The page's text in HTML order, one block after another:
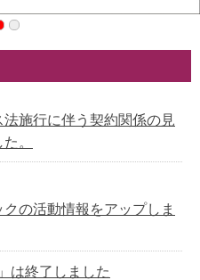
施行に伴う契約関係の見
。
の活動情報をアップしま
は終了しました